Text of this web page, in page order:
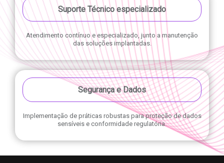
Suporte Técnico especializado
Atendimento contínuo e especializado, junto a manutenção
das soluções implantadas.
Segurança e Dados
Implementação de práticas robustas para proteção de dados
sensíveis e conformidade regulatória.